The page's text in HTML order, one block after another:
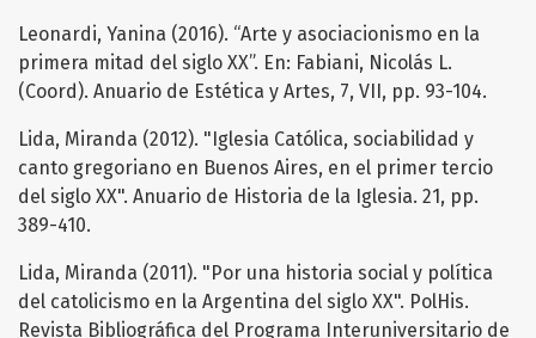
Leonardi, Yanina (2016). “Arte y asociacionismo en la
primera mitad del siglo XX”. En: Fabiani, Nicolás L.
(Coord). Anuario de Estética y Artes, 7, VII, pp. 93-104.
Lida, Miranda (2012). "Iglesia Católica, sociabilidad y
canto gregoriano en Buenos Aires, en el primer tercio
del siglo XX". Anuario de Historia de la Iglesia. 21, pp.
389-410.
Lida, Miranda (2011). "Por una historia social y política
del catolicismo en la Argentina del siglo XX". PolHis.
Revista Bibliográfica del Programa Interuniversitario de